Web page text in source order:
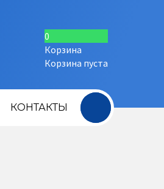
0
Корзина
Корзина пуста
КОНТАКТЫ +